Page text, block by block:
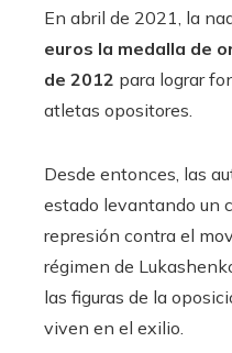
En abril de 2021, la
euros la medalla de
de 2012 para lograr
atletas opositores.
Desde entonces, las
estado levantando un
represión contra el
régimen de
las figuras de la
viven en el exilio.